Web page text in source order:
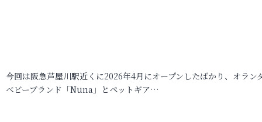
今回は阪急芦屋川駅近くに2026年4月にオープンしたばかり、オラン
ベビーブランド「Nuna」とペットギア…